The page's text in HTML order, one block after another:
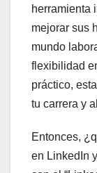
herramienta
mejorar sus
mundo
flexibilidad
práctico,
tu carrera y
Entonces,
en LinkedIn